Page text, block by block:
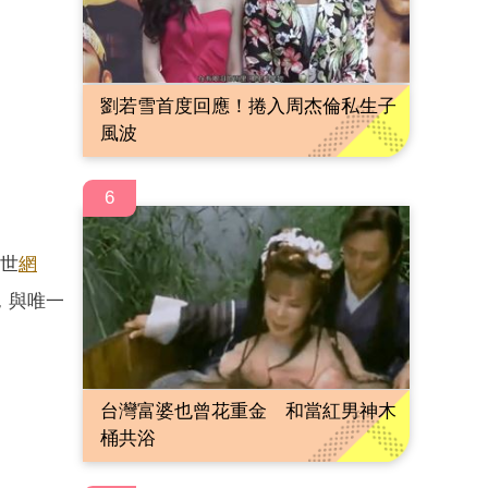
網
與唯一
劉若雪首度回應！捲入周杰倫私生子
風波
6
台灣富婆也曾花重金 和當紅男神木
桶共浴